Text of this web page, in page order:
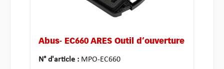
Abus- EC660 ARES Outil d‘ouverture
N° d'article : MPO-EC660